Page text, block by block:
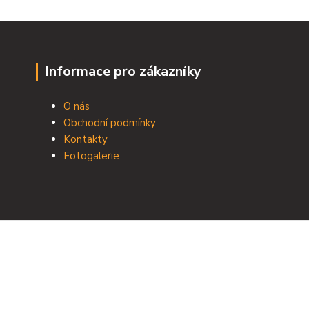
Informace pro zákazníky
O nás
Obchodní podmínky
Kontakty
Fotogalerie